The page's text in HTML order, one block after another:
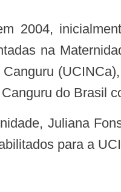
na
do Brasil
para a